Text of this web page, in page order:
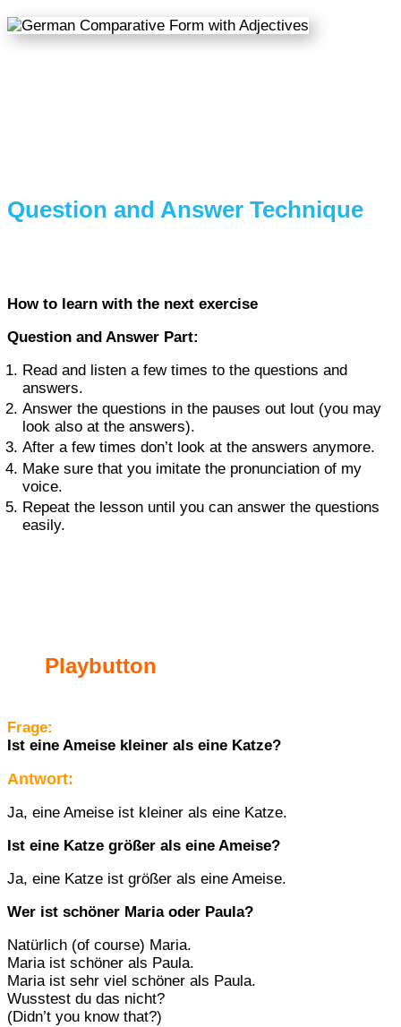
Question and Answer Technique
How to learn with the next exercise
Question and Answer Part:
Read and listen a few times to the questions and
answers.
Answer the questions in the pauses out lout (you may
look also at the answers).
After a few times don’t look at the answers anymore.
Make sure that you imitate the pronunciation of my
voice.
Repeat the lesson until you can answer the questions
easily.
Playbutton
Frage:
Ist eine Ameise kleiner als eine Katze?
Antwort:
Ja, eine Ameise ist kleiner als eine Katze.
Ist eine Katze größer als eine Ameise?
Ja, eine Katze ist größer als eine Ameise.
Wer ist schöner Maria oder Paula?
Natürlich (of course) Maria.
Maria ist schöner als Paula.
Maria ist sehr viel schöner als Paula.
Wusstest du das nicht?
(Didn’t you know that?)